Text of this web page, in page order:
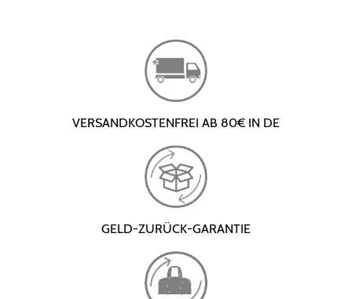
VERSANDKOSTENFREI AB 80€ IN DE
GELD-ZURÜCK-GARANTIE